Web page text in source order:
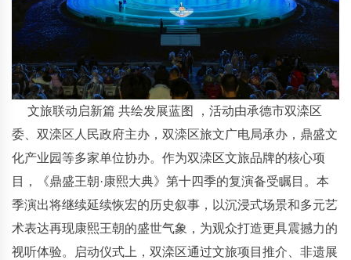
文旅联动启新篇 共绘发展蓝图 ，活动由承德市双滦区
委、双滦区人民政府主办，双滦区旅文广电局承办，鼎盛文
化产业园等多家单位协办。作为双滦区文旅品牌的核心项
目，《鼎盛王朝·康熙大典》第十四季的复演备受瞩目。本
季演出将继续延续恢宏的历史叙事，以沉浸式场景和多元艺
术表达再现康熙王朝的盛世气象，为观众打造更具震撼力的
视听体验。启动仪式上，双滦区通过文旅项目推介、非遗展